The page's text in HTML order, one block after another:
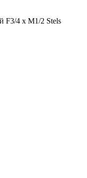
F3/4 x M1/2 Stels